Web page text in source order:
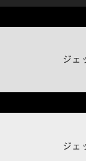
ジェ
ジェ